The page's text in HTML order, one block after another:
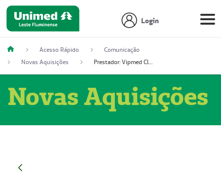
Login
Acesso Rápido
Comunicação
Novas Aquisições
Prestador: Vipmed Clínica Geral Ltda, 51004349-0 (Nome Fantasia: Policlínica Master)
Novas Aquisições